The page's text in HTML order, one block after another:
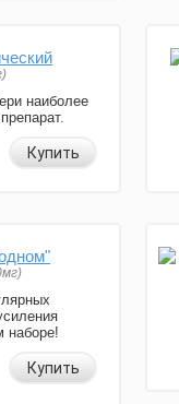
наиболее
Купить
наборе!
Купить